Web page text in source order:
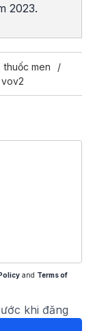
2023.
thuốc men
vov2
and Terms of
khi đăng